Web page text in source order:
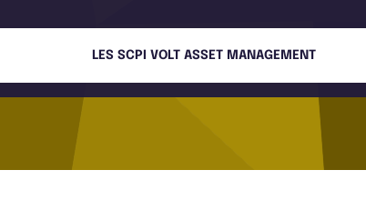
LES SCPI VOLT ASSET MANAGEMENT